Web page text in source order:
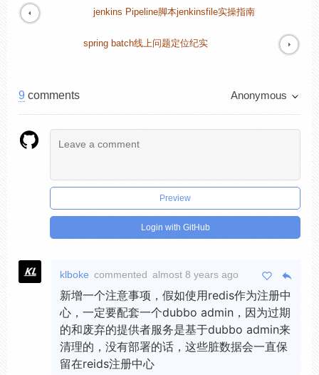
jenkins Pipeline脚本jenkinsfile实操指南
spring batch线上问题定位纪实
9 comments Anonymous
Preview
Login with GitHub
klboke commented almost 8 years ago
新增一个注意事项，假如使用redis作为注册中
心，一定要配套一个dubbo admin，因为过期
的和废弃的提供者服务是基于dubbo admin来
清理的，没有部署的话，这些脏数据会一直保
留在reids注册中心